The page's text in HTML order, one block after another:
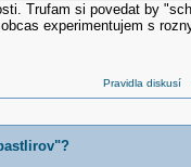
Trufam si povedat by
experimentujem s
Pravidla diskusí